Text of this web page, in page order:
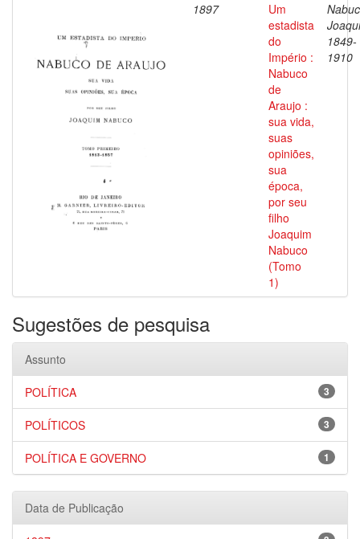
1897
Um
estadista
do
Império :
Nabuco
de
Araujo :
sua vida,
suas
opiniões,
sua
época,
por seu
filho
Joaquim
Nabuco
(Tomo
1)
1849-
1910
Sugestões de pesquisa
Assunto
3
POLÍTICA
3
POLÍTICOS
1
POLÍTICA E GOVERNO
Data de Publicação